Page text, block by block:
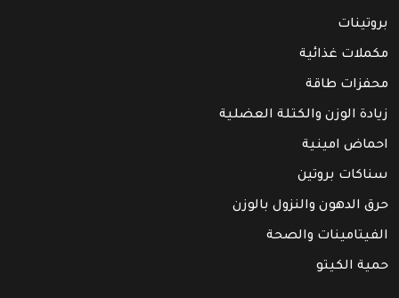
بروتينات
مكملات غذائية
محفزات طاقة
زيادة الوزن والكتلة العضلية
احماض امينية
سناكات بروتين
حرق الدهون والنزول بالوزن
الفيتامينات والصحة
حمية الكيتو